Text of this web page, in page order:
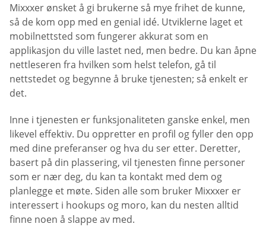
Mixxxer ønsket å gi brukerne så mye frihet de kunne,
så de kom opp med en genial idé. Utviklerne laget et
mobilnettsted som fungerer akkurat som en
applikasjon du ville lastet ned, men bedre. Du kan åpne
nettleseren fra hvilken som helst telefon, gå til
nettstedet og begynne å bruke tjenesten; så enkelt er
det.
Inne i tjenesten er funksjonaliteten ganske enkel, men
likevel effektiv. Du oppretter en profil og fyller den opp
med dine preferanser og hva du ser etter. Deretter,
basert på din plassering, vil tjenesten finne personer
som er nær deg, du kan ta kontakt med dem og
planlegge et møte. Siden alle som bruker Mixxxer er
interessert i hookups og moro, kan du nesten alltid
finne noen å slappe av med.